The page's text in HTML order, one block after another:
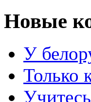
Новые
У
Только